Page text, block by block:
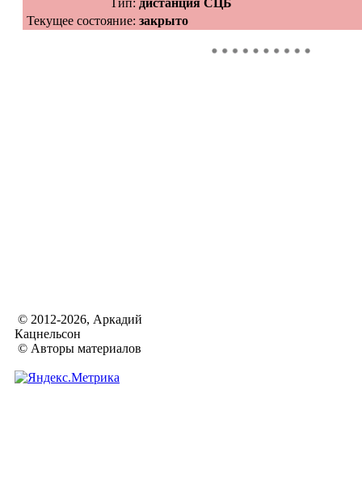
Тип: дистанция СЦБ
Текущее состояние: закрыто
© 2012-2026, Аркадий
Кацнельсон
© Авторы материалов